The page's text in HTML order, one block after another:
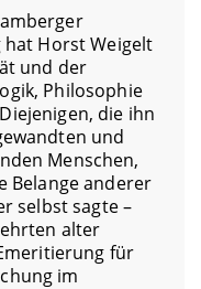
Horst Weigelt
und der
Philosophie
die ihn
und
Menschen,
Belange anderer
selbst sagte –
alter
für
im